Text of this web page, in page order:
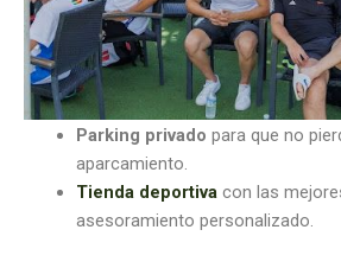
Parking privado para que no
aparcamiento.
Tienda deportivacon las
asesoramiento personalizado.